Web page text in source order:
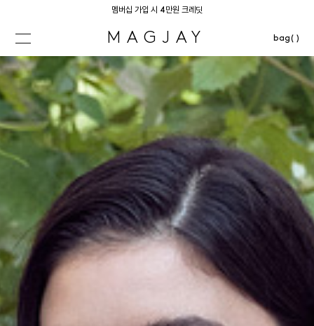
멤버십 가입 시 4만원 크레딧
MAGJAY bag( )